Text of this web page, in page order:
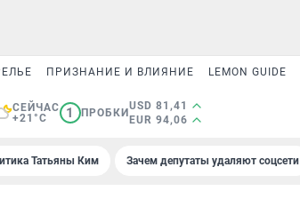
ПРИЗНАНИЕ И ВЛИЯНИЕ LEMON GUIDE
СЕЙЧАС
+21°C
1 ПРОБКИ
USD 81,41
EUR 94,06
Татьяны Ким Зачем депутаты удаляют соцсети